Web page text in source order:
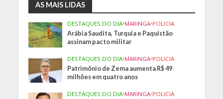
AS MAIS LIDAS
DESTAQUES DO DIA•MARINGA•POLICIA
Arábia Saudita, Turquia e Paquistão
assinam pacto militar
DESTAQUES DO DIA•MARINGA•POLICIA
Patrimônio de Zema aumenta R$ 49
milhões em quatro anos
DESTAQUES DO DIA•MARINGA•POLICIA